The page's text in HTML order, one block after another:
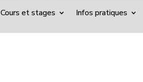
Cours et stages Infos pratiques